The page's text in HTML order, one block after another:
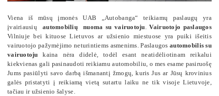
Viena iš mūsų įmonės UAB „Autobanga“ teikiamų paslaugų yra
įvairiausiųautomobilių nuoma su vairuotoju .Vairuotojo paslaugos
Vilniuje bei kituose Lietuvos ar užsienio miestuose yra puiki išeitis
vairuotojo pažymėjimo neturintiems asmenims. Paslaugosautomobilis su
vairuotoju kaina nėra didelė, todėl esant neatidėliotinam reikalui
kiekvienas gali pasinaudoti reikiamu automobiliu, o mes esame pasiruošę
Jums pasiūlyti savo darbą išmanantį žmogų, kuris Jus ar Jūsų krovinius
galės pristatyti į reikiamą vietą sutartu laiku ne tik visoje Lietuvoje,
tačiau ir užsienio šalyse.